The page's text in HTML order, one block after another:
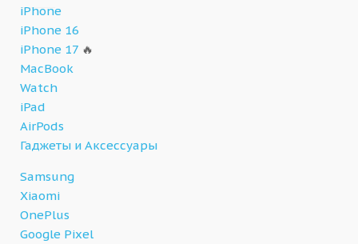
iPhone
iPhone 16
iPhone 17 🔥
MacBook
Watch
iPad
AirPods
Гаджеты и Аксессуары
Samsung
Xiaomi
OnePlus
Google Pixel